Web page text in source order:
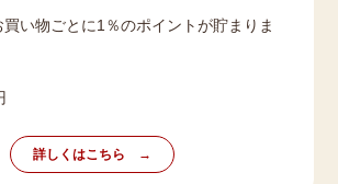
い物ごとに1％のポイントが貯まりま
詳しくはこちら